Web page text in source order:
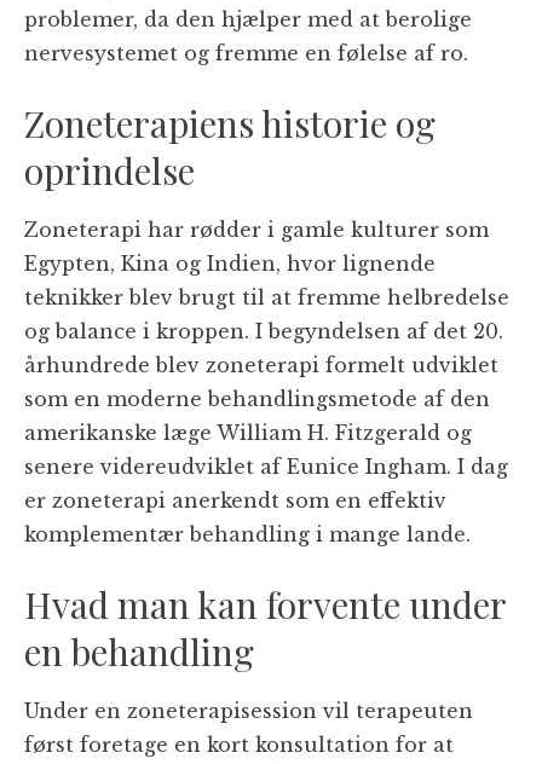
problemer, da den hjælper med at berolige
nervesystemet og fremme en følelse af ro.
Zoneterapiens historie og
oprindelse
Zoneterapi har rødder i gamle kulturer som
Egypten, Kina og Indien, hvor lignende
teknikker blev brugt til at fremme helbredelse
og balance i kroppen. I begyndelsen af det 20.
århundrede blev zoneterapi formelt udviklet
som en moderne behandlingsmetode af den
amerikanske læge William H. Fitzgerald og
senere videreudviklet af Eunice Ingham. I dag
er zoneterapi anerkendt som en effektiv
komplementær behandling i mange lande.
Hvad man kan forvente under
en behandling
Under en zoneterapisession vil terapeuten
først foretage en kort konsultation for at